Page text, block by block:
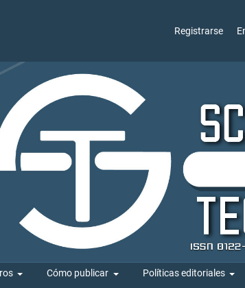
Registrarse
Cómo publicar Políticas editoriales